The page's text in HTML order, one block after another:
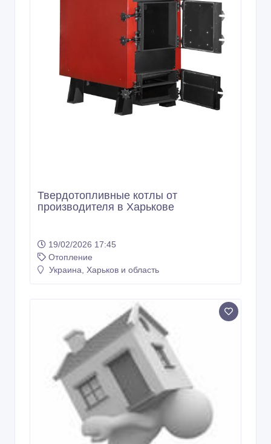
Твердотопливные котлы от
производителя в Харькове
19/02/2026 17:45
Отопление
Украина, Харьков и область